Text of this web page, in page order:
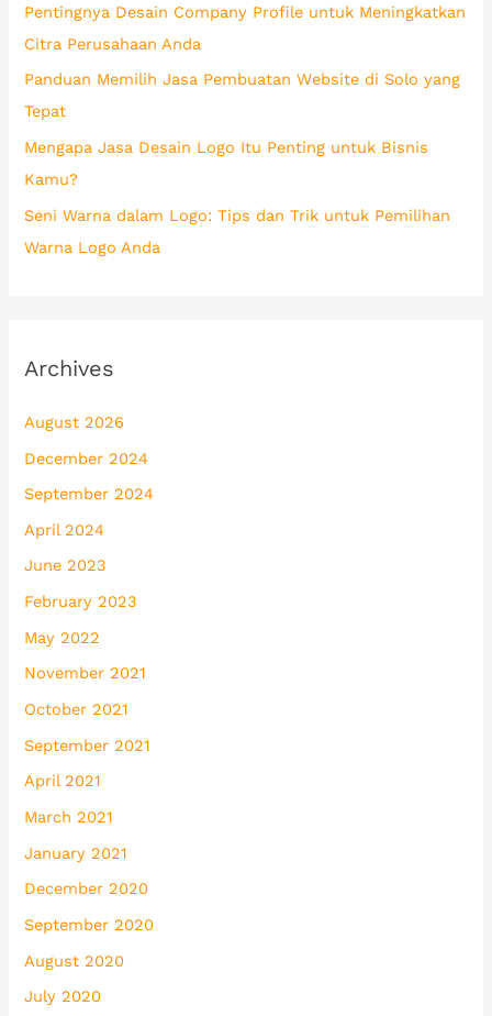
r
:
Pentingnya Desain Company Profile untuk Meningkatkan
Citra Perusahaan Anda
Panduan Memilih Jasa Pembuatan Website di Solo yang
Tepat
Mengapa Jasa Desain Logo Itu Penting untuk Bisnis
Kamu?
Seni Warna dalam Logo: Tips dan Trik untuk Pemilihan
Warna Logo Anda
Archives
August 2026
December 2024
September 2024
April 2024
June 2023
February 2023
May 2022
November 2021
October 2021
September 2021
April 2021
March 2021
January 2021
December 2020
September 2020
August 2020
July 2020